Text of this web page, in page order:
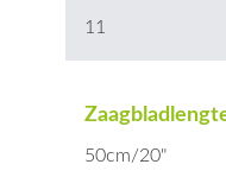
11
50cm/20"